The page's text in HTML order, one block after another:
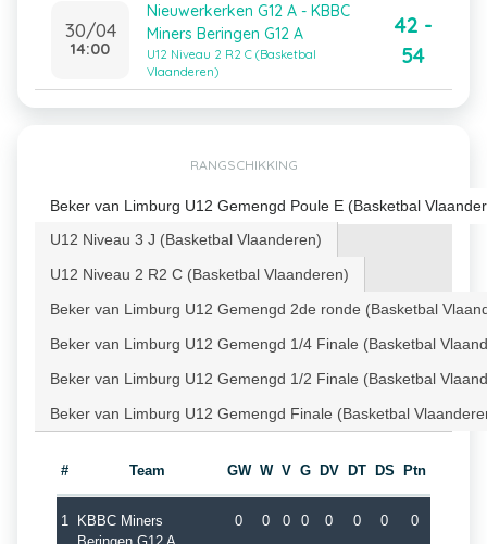
30/04
14:00
Nieuwerkerken G12 A - KBBC
Miners Beringen G12 A
U12 Niveau 2 R2 C (Basketbal
Vlaanderen)
42 -
54
RANGSCHIKKING
Beker van Limburg U12 Gemengd Poule E (Basketbal
U12 Niveau 3 J (Basketbal Vlaanderen)
U12 Niveau 2 R2 C (Basketbal Vlaanderen)
Beker van Limburg U12 Gemengd 2de ronde (Basketbal
Beker van Limburg U12 Gemengd 1/4 Finale (Basketbal
Beker van Limburg U12 Gemengd 1/2 Finale (Basketbal
Beker van Limburg U12 Gemengd Finale (Basketbal
# Team GW W V G DV DT DS Ptn
1
KBBC Miners
0 0 0 0 0 0 0 0